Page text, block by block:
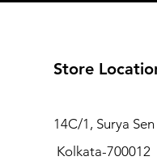
Store
14C/1, Surya
Kolkata-700012